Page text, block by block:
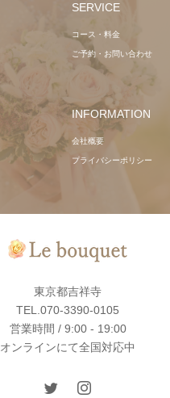
SERVICE
コース・料金
ご予約・お問い合わせ
INFORMATION
会社概要
プライバシーポリシー
東京都吉祥寺
TEL.070-3390-0105
営業時間 / 9:00 - 19:00
オンラインにて全国対応中